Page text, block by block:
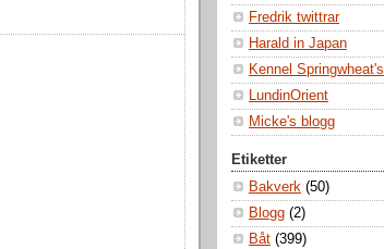
Fredrik twittrar
Harald in Japan
Kennel Springwheat's
LundinOrient
Micke's blogg
Etiketter
Bakverk (50)
Blogg (2)
Båt (399)